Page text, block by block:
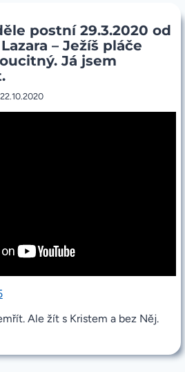
postní 29.3.2020 od
– Ježíš pláče
Já jsem
22.10.2020
Ale žít s Kristem a bez Něj.